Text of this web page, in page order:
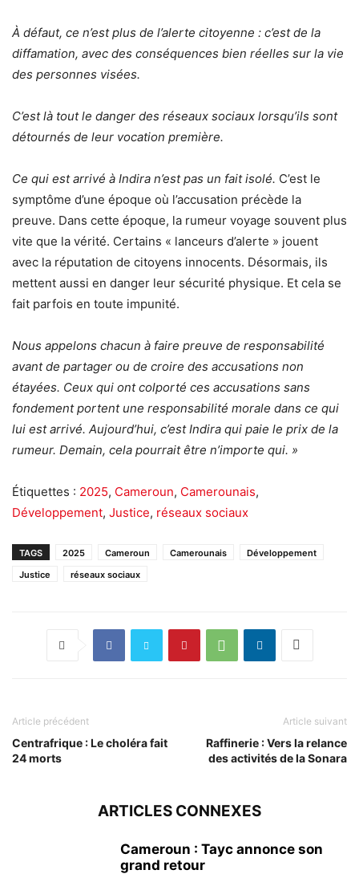
À défaut, ce n’est plus de l’alerte citoyenne : c’est de la
diffamation, avec des conséquences bien réelles sur la vie
des personnes visées.
C’est là tout le danger des réseaux sociaux lorsqu’ils sont
détournés de leur vocation première.
Ce qui est arrivé à Indira n’est pas un fait isolé. C’est le
symptôme d’une époque où l’accusation précède la
preuve. Dans cette époque, la rumeur voyage souvent plus
vite que la vérité. Certains « lanceurs d’alerte » jouent
avec la réputation de citoyens innocents. Désormais, ils
mettent aussi en danger leur sécurité physique. Et cela se
fait parfois en toute impunité.
Nous appelons chacun à faire preuve de responsabilité
avant de partager ou de croire des accusations non
étayées. Ceux qui ont colporté ces accusations sans
fondement portent une responsabilité morale dans ce qui
lui est arrivé. Aujourd’hui, c’est Indira qui paie le prix de la
rumeur. Demain, cela pourrait être n’importe qui. »
Étiquettes : 2025, Cameroun, Camerounais,
Développement, Justice, réseaux sociaux
TAGS 2025 Cameroun Camerounais
Développement
Justice
réseaux sociaux
Article précédent
Centrafrique : Le choléra fait
24 morts
Article suivant
Raffinerie : Vers la relance
des activités de la Sonara
ARTICLES CONNEXES
Cameroun : Tayc annonce son
grand retour